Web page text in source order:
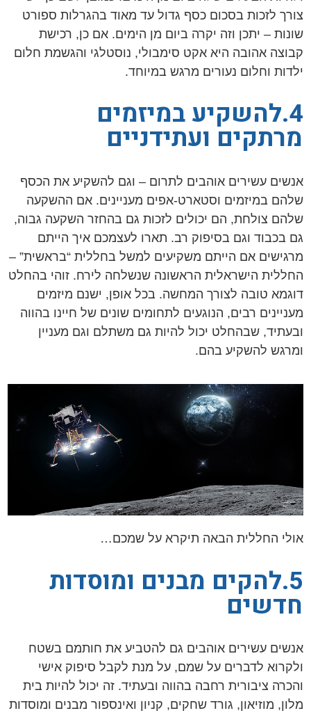
צורך לזכות בסכום כסף גדול עד מאוד בהגרלות ספורט
שונות – יתכן וזה יקרה ביום מן הימים. אם כן, רכישת
קבוצה אהובה היא אקט סימבולי, נוסטלגי והגשמת חלום
ילדות וחלום נעורים מרגש במיוחד.
4.להשקיע במיזמים
מרתקים ועתידניים
אנשים עשירים אוהבים לתרום – וגם להשקיע את הכסף
שלהם במיזמים וסטארט-אפים מעניינים. אם ההשקעה
שלהם צולחת, הם יכולים לזכות גם בהחזר השקעה גבוה,
גם בכבוד וגם בסיפוק רב. תארו לעצמכם איך הייתם
מרגישים אם הייתם משקיעים למשל בחללית “בראשית” –
החללית הישראלית הראשונה שנשלחה לירח. זוהי בהחלט
דוגמא טובה לצורך המחשה. בכל אופן, ישנם מיזמים
מעניינים רבים, הנוגעים לתחומים שונים של חיינו בהווה
ובעתיד, שבהחלט יכול להיות גם משתלם וגם מעניין
ומרגש להשקיע בהם.
אולי החללית הבאה תיקרא על שמכם…
5.להקים מבנים ומוסדות
חדשים
אנשים עשירים אוהבים גם להטביע את חותמם בשטח
ולקרוא לדברים על שמם, על מנת לקבל סיפוק אישי
והכרה ציבורית רחבה בהווה ובעתיד. זה יכול להיות בית
מלון, מוזיאון, גורד שחקים, קניון ואינספור מבנים ומוסדות